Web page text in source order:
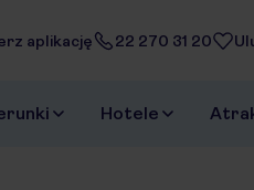
aplikację 22 270 31 20
Hotele